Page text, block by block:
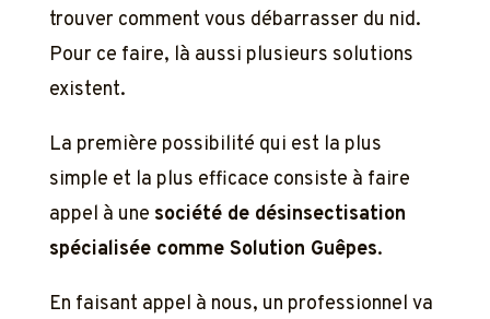
trouver comment vous débarrasser du nid.
Pour ce faire, là aussi plusieurs solutions
existent.
La première possibilité qui est la plus
simple et la plus efficace consiste à faire
appel à une société de désinsectisation
spécialisée comme Solution Guêpes.
En faisant appel à nous, un professionnel va